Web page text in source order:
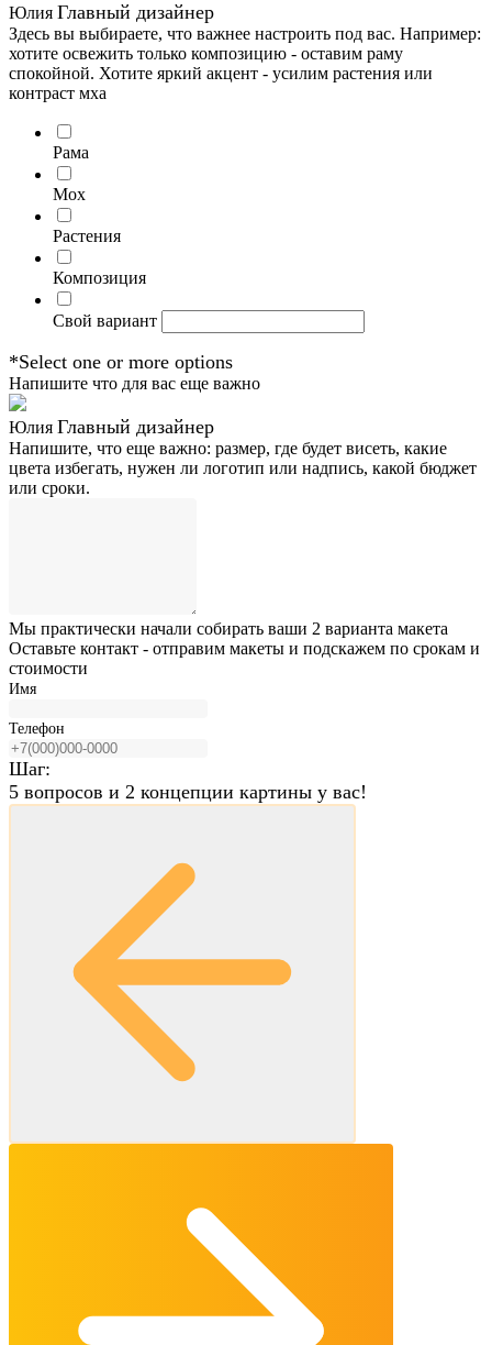
Юлия Главный дизайнер
Здесь вы выбираете, что важнее настроить под вас. Например:
хотите освежить только композицию - оставим раму
спокойной. Хотите яркий акцент - усилим растения или
контраст мха
Рама
Мох
Растения
Композиция
Свой вариант
*Select one or more options
Напишите что для вас еще важно
Юлия Главный дизайнер
Напишите, что еще важно: размер, где будет висеть, какие
цвета избегать, нужен ли логотип или надпись, какой бюджет
или сроки.
Мы практически начали собирать ваши 2 варианта макета
Оставьте контакт - отправим макеты и подскажем по срокам и
стоимости
Имя
Телефон
Шаг:
5 вопросов и 2 концепции картины у вас!